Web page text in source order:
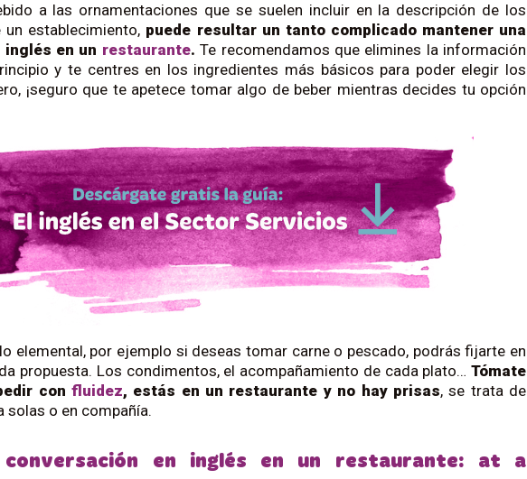
a las ornamentaciones que se suelen incluir en la descripción de los
establecimiento, puede resultar un tanto complicado mantener una
inglés en un restaurante. Te recomendamos que elimines la información
y te centres en los ingredientes más básicos para poder elegir los
¡seguro que te apetece tomar algo de beber mientras decides tu opción
elemental, por ejemplo si deseas tomar carne o pescado, podrás fijarte en
propuesta. Los condimentos, el acompañamiento de cada plato… Tómate
con fluidez, estás en un restaurante y no hay prisas, se trata de
solas o en compañía.
conversación en inglés en un restaurante: at a